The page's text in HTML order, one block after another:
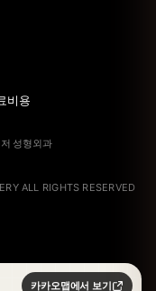
비용
성형외과
ALL RIGHTS RESERVED
카카오맵에서 보기